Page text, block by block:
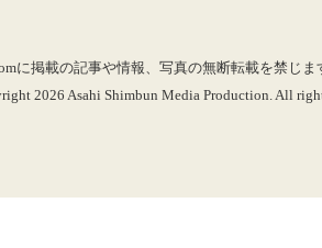
に掲載の記事や情報、写真の無断転載を禁じ
2026 Asahi Shimbun Media Production. All